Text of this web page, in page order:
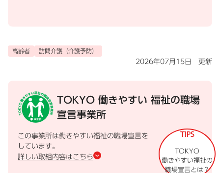
高齢者 訪問介護（介護予防）
2026年07月15日 更新
TOKYO 働きやすい 福祉の職場
宣言事業所
この事業所は働きやすい福祉の職場宣言を
しています。
詳しい取組内容はこちら
TIPS
TOKYO
働きやすい福祉の
職場宣言とは？